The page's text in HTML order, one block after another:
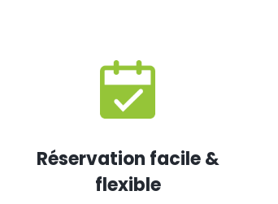
Réservation facile &
flexible